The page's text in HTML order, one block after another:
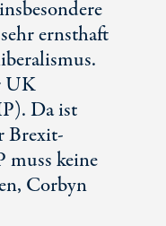
ernsthaft
UK
Da ist
Brexit-
muss keine
Corbyn